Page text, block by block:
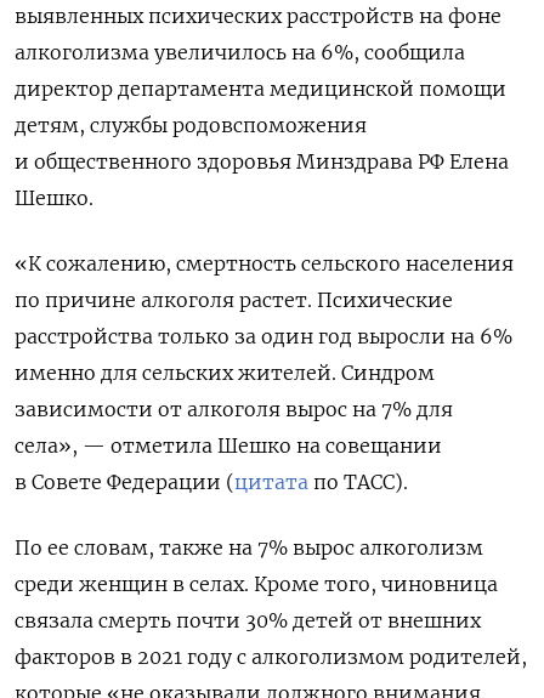
выявленных психических расстройств на фоне
алкоголизма увеличилось на 6%, сообщила
директор департамента медицинской помощи
детям, службы родовспоможения
и общественного здоровья Минздрава РФ Елена
Шешко.
«К сожалению, смертность сельского населения
по причине алкоголя растет. Психические
расстройства только за один год выросли на 6%
именно для сельских жителей. Синдром
зависимости от алкоголя вырос на 7% для
села», — отметила Шешко на совещании
в Совете Федерации (цитата по ТАСС).
По ее словам, также на 7% вырос алкоголизм
среди женщин в селах. Кроме того, чиновница
связала смерть почти 30% детей от внешних
факторов в 2021 году с алкоголизмом родителей,
которые «не оказывали должного внимания